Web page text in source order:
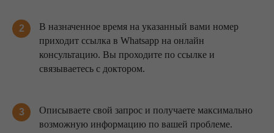
2
В назначенное время на указанный вами номер
приходит ссылка в Whatsapp на онлайн
консультацию. Вы проходите по ссылке и
связываетесь с доктором.
3
Описываете свой запрос и получаете максимально
возможную информацию по вашей проблеме.